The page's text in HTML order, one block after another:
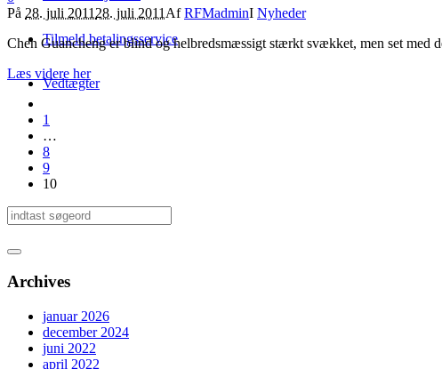
Tilmeld betalingsservice
Vedtægter
På 28. juli 201128. juli 2011AfRFMadminI Nyheder
Chen Guancheng er blind og helbredsmæssigt stærkt svækket, men set med
Læs videre her
1
…
8
9
10
Archives
januar 2026
december 2024
juni 2022
april 2022